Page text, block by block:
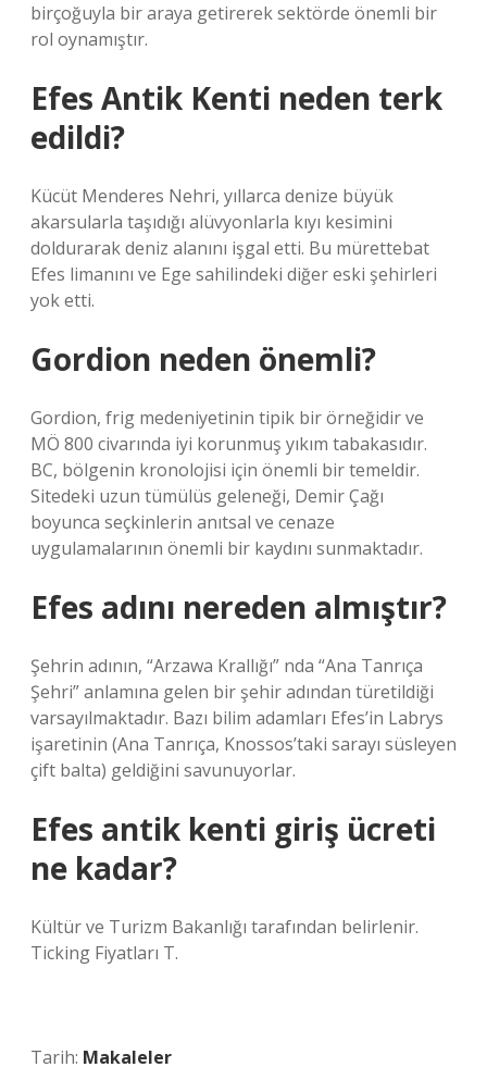
birçoğuyla bir araya getirerek sektörde önemli bir
rol oynamıştır.
Efes Antik Kenti neden terk
edildi?
Kücüt Menderes Nehri, yıllarca denize büyük
akarsularla taşıdığı alüvyonlarla kıyı kesimini
doldurarak deniz alanını işgal etti. Bu mürettebat
Efes limanını ve Ege sahilindeki diğer eski şehirleri
yok etti.
Gordion neden önemli?
Gordion, frig medeniyetinin tipik bir örneğidir ve
MÖ 800 civarında iyi korunmuş yıkım tabakasıdır.
BC, bölgenin kronolojisi için önemli bir temeldir.
Sitedeki uzun tümülüs geleneği, Demir Çağı
boyunca seçkinlerin anıtsal ve cenaze
uygulamalarının önemli bir kaydını sunmaktadır.
Efes adını nereden almıştır?
Şehrin adının, “Arzawa Krallığı” nda “Ana Tanrıça
Şehri” anlamına gelen bir şehir adından türetildiği
varsayılmaktadır. Bazı bilim adamları Efes’in Labrys
işaretinin (Ana Tanrıça, Knossos’taki sarayı süsleyen
çift balta) geldiğini savunuyorlar.
Efes antik kenti giriş ücreti
ne kadar?
Kültür ve Turizm Bakanlığı tarafından belirlenir.
Ticking Fiyatları T.
Tarih: Makaleler